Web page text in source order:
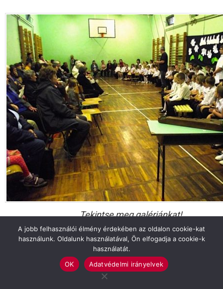
Tekintse meg galériánkat!
CSABACSŰD OKTATÁS
A szociális rendszer jövője: együtt és nem
egymás mellett
A jobb felhasználói élmény érdekében az oldalon cookie-kat
használunk. Oldalunk használatával, Ön elfogadja a cookie-k
használatát.
OK
Adatvédelmi irányelvek